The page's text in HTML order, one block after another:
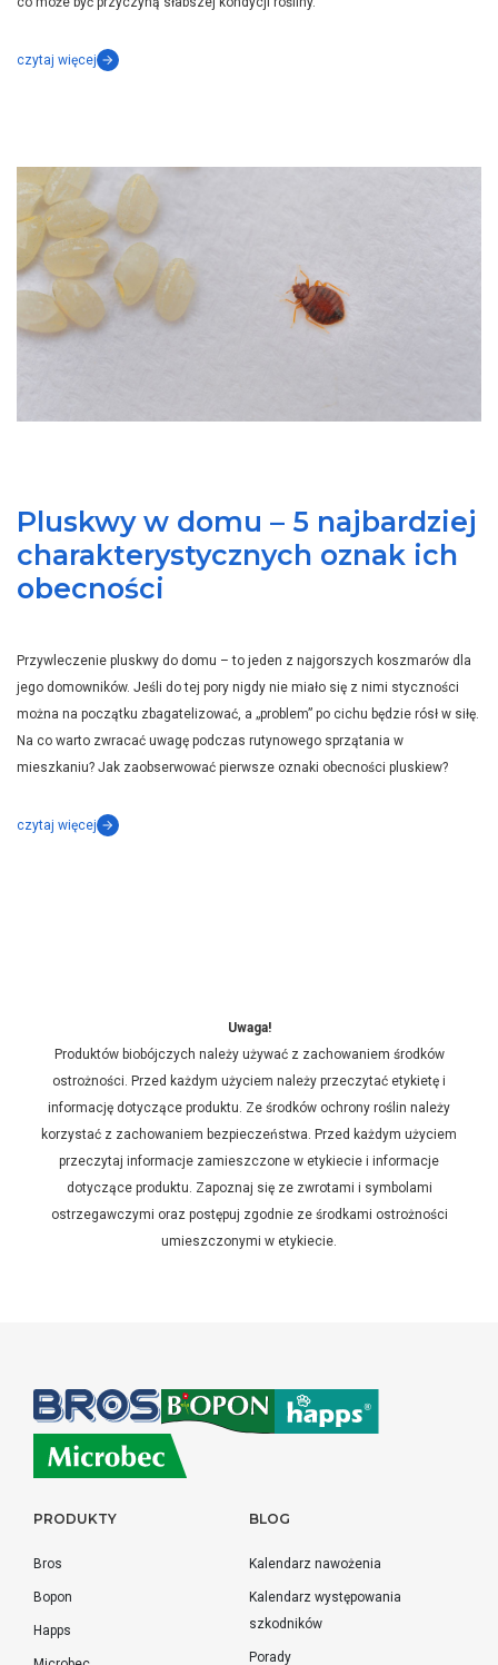
czytaj więcej
Pluskwy w domu – 5 najbardziej
charakterystycznych oznak ich
obecności
Przywleczenie pluskwy do domu – to jeden z najgorszych koszmarów dla
jego domowników. Jeśli do tej pory nigdy nie miało się z nimi styczności
można na początku zbagatelizować, a „problem” po cichu będzie rósł w siłę.
Na co warto zwracać uwagę podczas rutynowego sprzątania w
mieszkaniu? Jak zaobserwować pierwsze oznaki obecności pluskiew?
czytaj więcej
Uwaga!
Produktów biobójczych należy używać z zachowaniem środków
ostrożności. Przed każdym użyciem należy przeczytać etykietę i
informację dotyczące produktu. Ze środków ochrony roślin należy
korzystać z zachowaniem bezpieczeństwa. Przed każdym użyciem
przeczytaj informacje zamieszczone w etykiecie i informacje
dotyczące produktu. Zapoznaj się ze zwrotami i symbolami
ostrzegawczymi oraz postępuj zgodnie ze środkami ostrożności
umieszczonymi w etykiecie.
PRODUKTY
Bros
Bopon
Happs
BLOG
Kalendarz nawożenia
Kalendarz występowania
szkodników
Porady